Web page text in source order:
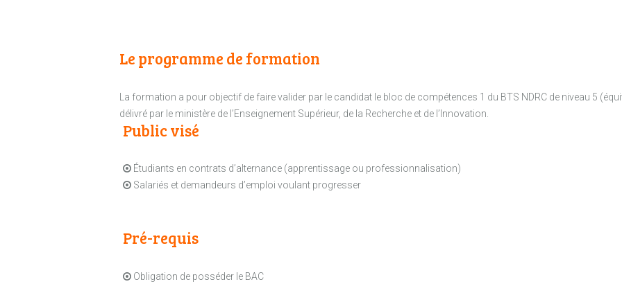
Le programme de formation
La formation a pour objectif de faire valider par le candidat le bloc de compétences 1 du BTS NDRC de niveau 5
délivré par le ministère de l’Enseignement Supérieur, de la Recherche et de l’Innovation.
Public visé
Étudiants en contrats d’alternance (apprentissage ou professionnalisation)
Salariés et demandeurs d’emploi voulant progresser
Pré-requis
Obligation de posséder le BAC